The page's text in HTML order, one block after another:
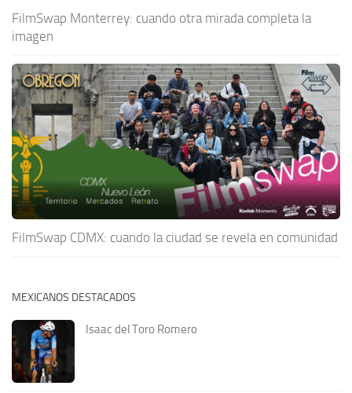
FilmSwap Monterrey: cuando otra mirada completa la
imagen
FilmSwap CDMX: cuando la ciudad se revela en comunidad
MEXICANOS DESTACADOS
Isaac del Toro Romero